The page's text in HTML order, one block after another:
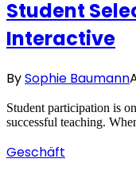
Student
Interactive
BySophie Baumann
Student participation is
successful teaching.
Geschäft